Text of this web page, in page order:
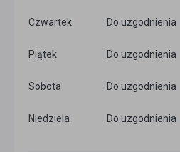
Czwartek Do uzgodnienia
Piątek Do uzgodnienia
Sobota Do uzgodnienia
Niedziela Do uzgodnienia